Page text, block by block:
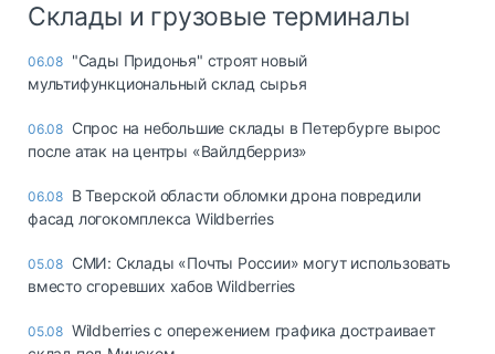
Склады и грузовые терминалы
06.08 "Сады Придонья" строят новый
мультифункциональный склад сырья
06.08 Спрос на небольшие склады в Петербурге вырос
после атак на центры «Вайлдберриз»
06.08 В Тверской области обломки дрона повредили
фасад логокомплекса Wildberries
05.08 СМИ: Склады «Почты России» могут использовать
вместо сгоревших хабов Wildberries
05.08 Wildberries с опережением графика достраивает